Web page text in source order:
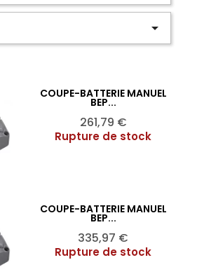

Ajouter au panier
COUPE-BATTERIE MANUEL
BEP...
Prix
261,79 €
Rupture de stock
Ajouter au panier
COUPE-BATTERIE MANUEL
BEP...
Prix
335,97 €
Rupture de stock